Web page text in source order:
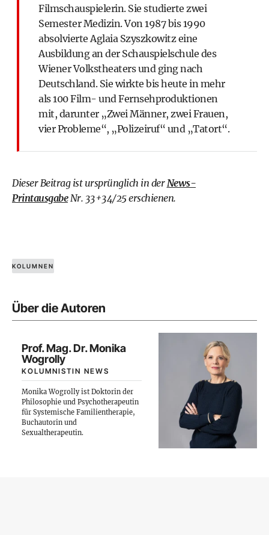
Filmschauspielerin. Sie studierte zwei
Semester Medizin. Von 1987 bis 1990
absolvierte Aglaia Szyszkowitz eine
Ausbildung an der Schauspielschule des
Wiener Volkstheaters und ging nach
Deutschland. Sie wirkte bis heute in mehr
als 100 Film- und Fernsehproduktionen
mit, darunter „Zwei Männer, zwei Frauen,
vier Probleme“, „Polizeiruf“ und „Tatort“.
Dieser Beitrag ist ursprünglich in derNews-
PrintausgabeNr. 33+34/25 erschienen.
KOLUMNEN
Über die Autoren
Prof. Mag. Dr. Monika
Wogrolly
KOLUMNISTIN NEWS
Monika Wogrolly ist Doktorin der
Philosophie und Psychotherapeutin
für Systemische Familientherapie,
Buchautorin und
Sexualtherapeutin.